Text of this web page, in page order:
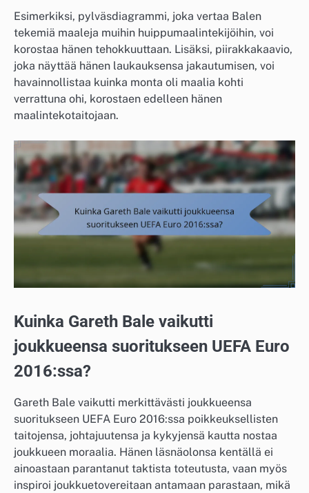
Esimerkiksi, pylväsdiagrammi, joka vertaa Balen
tekemiä maaleja muihin huippumaalintekijöihin, voi
korostaa hänen tehokkuuttaan. Lisäksi, piirakkakaavio,
joka näyttää hänen laukauksensa jakautumisen, voi
havainnollistaa kuinka monta oli maalia kohti
verrattuna ohi, korostaen edelleen hänen
maalintekotaitojaan.
Kuinka Gareth Bale vaikutti
joukkueensa suoritukseen UEFA Euro
2016:ssa?
Gareth Bale vaikutti merkittävästi joukkueensa
suoritukseen UEFA Euro 2016:ssa poikkeuksellisten
taitojensa, johtajuutensa ja kykyjensä kautta nostaa
joukkueen moraalia. Hänen läsnäolonsa kentällä ei
ainoastaan parantanut taktista toteutusta, vaan myös
inspiroi joukkuetovereitaan antamaan parastaan, mikä